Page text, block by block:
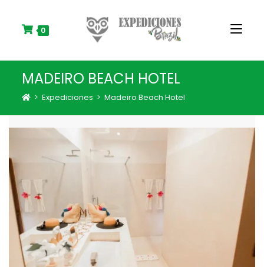
t
0
MADEIRO BEACH HOTEL
> Expediciones > Madeiro Beach Hotel